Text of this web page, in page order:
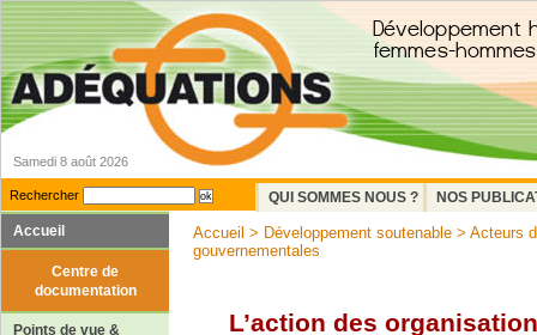
Samedi 8 août 2026
Rechercher QUI SOMMES NOUS ?
NOS
Accueil
Centre de
documentation
Points de vue &
Accueil > Développement soutenable > Acteurs
gouvernementales
L’action des